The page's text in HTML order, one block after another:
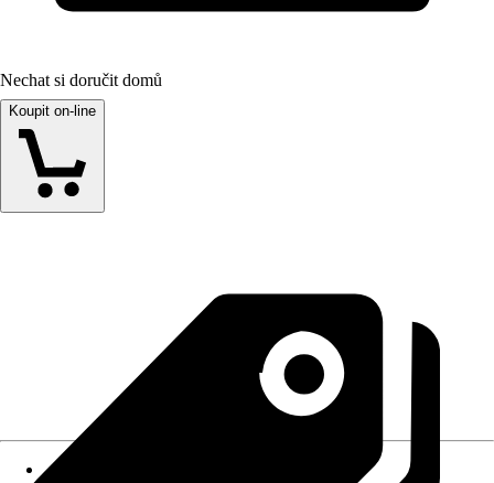
Nechat si doručit domů
Koupit on-line